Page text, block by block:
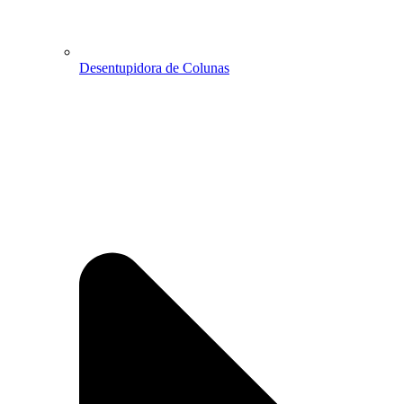
Desentupidora de Colunas